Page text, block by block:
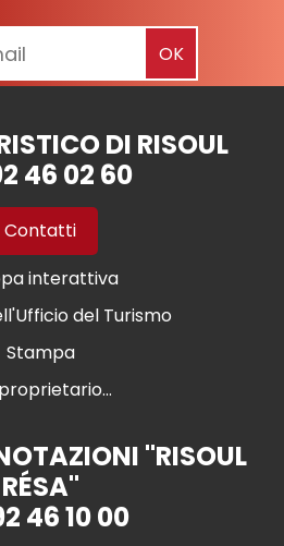
DI RISOUL
46 02 60
Contatti
interattiva
del Turismo
Stampa
"RISOUL
RÉSA"
46 10 00